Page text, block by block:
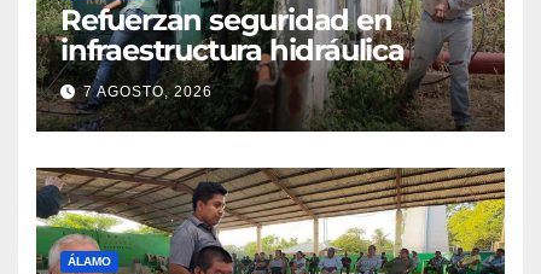
Refuerzan seguridad en
infraestructura hidráulica
7 AGOSTO, 2026
ÁLAMO